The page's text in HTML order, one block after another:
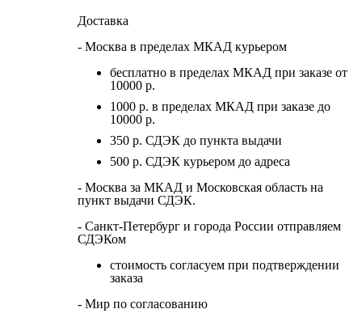
Доставка
- Москва в пределах МКАД курьером
бесплатно в пределах МКАД при заказе от
10000 р.
1000 р. в пределах МКАД при заказе до
10000 р.
350 р. СДЭК до пункта выдачи
500 р. СДЭК курьером до адреса
- Москва за МКАД и Московская область на
пункт выдачи СДЭК.
- Санкт-Петербург и города России отправляем
СДЭКом
стоимость согласуем при подтверждении
заказа
- Мир по согласованию